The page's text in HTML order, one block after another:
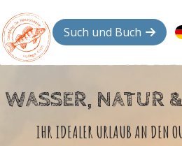
Such und Buch
WASSER, NATUR
IHR IDEALER URLAUB AN DEN